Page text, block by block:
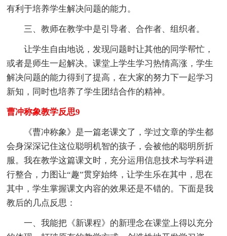
有利于培养学生解决问题的能力。
三、教师在教学中是引导者、合作者、组织者。
让学生自由地说，发现问题时让其他的同学帮忙，
或者是师生一起解决。课堂上学生学习热情高涨，学生
解决问题的能力得到了提高，在大家的努力下一起学习
新知，同时也培养了学生团结合作的精神。
曹冲称象教学反思9
《曹冲称象》是一篇老课文了，学过文章的学生都
会身深深记住这位聪明机智的孩子，会被他的聪明所折
服。我在教学这篇课文时，充分运用信息技术与学科进
行整合，力图让“趣”贯穿始终，让学生乐在其中，思在
其中，学生掌握课文内容的效果还是不错的。下面是我
教后的几点反思：
一、我能把《新课程》的新理念在课堂上得以充分